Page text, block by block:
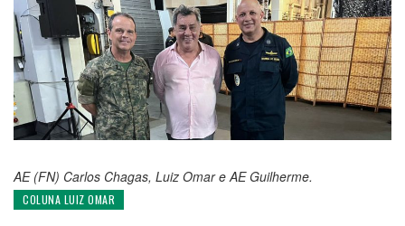
AE (FN) Carlos Chagas, Luiz Omar e AE Guilherme.
COLUNA LUIZ OMAR